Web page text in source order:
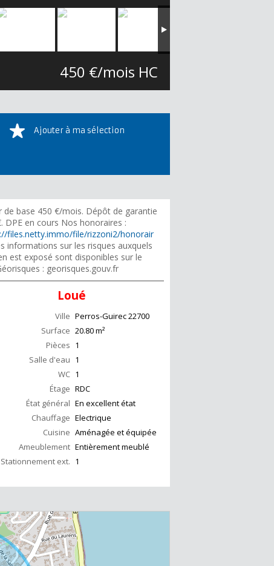
450 €/mois HC
Ajouter à ma sélection
de base 450 €/mois. Dépôt de garantie
DPE en cours Nos honoraires :
files.netty.immo/file/rizzoni2/honorair
informations sur les risques auxquels
est exposé sont disponibles sur le
: georisques.gouv.fr
Loué
Ville Perros-Guirec22700
Surface 20.80m²
Pièces 1
Salle d'eau 1
WC 1
Étage RDC
État général En excellent état
Chauffage Electrique
Cuisine Aménagée et équipée
Ameublement Entièrement meublé
Stationnement ext. 1